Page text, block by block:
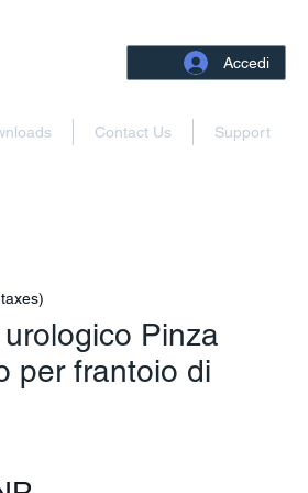
Accedi
Contact Us Support
Pinza
per frantoio di